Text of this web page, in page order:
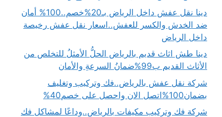
دينا نقل عفش داخل الرياض بـ20%خصم..100% أمان
ضد الخدش والكسر للعفش..اسعار نقل عفش رخيصة
داخل الرياض
دينا طش اثاث قديم بالرياض الحلُّ الأمثلُ للتخلص من
الأثاث القديم ب99%ضمانُ السرعةِ والأمان
شركة نقل عفش بالرياض..فك وتركيب وتغليف
بضمان100%اتصل الان واحصل على خصم40%
شركة فك وتركيب مكيفات بالرياض..وداعًا لمشاكل فك